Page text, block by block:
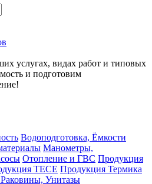
услугах, видах работ и типовых
и подготовим
Водоподготовка, Ёмкости
Манометры,
Отопление и ГВС Продукция
TECE Продукция Термика
Унитазы